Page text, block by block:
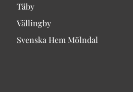
Täby
Vällingby
Svenska Hem Mölndal